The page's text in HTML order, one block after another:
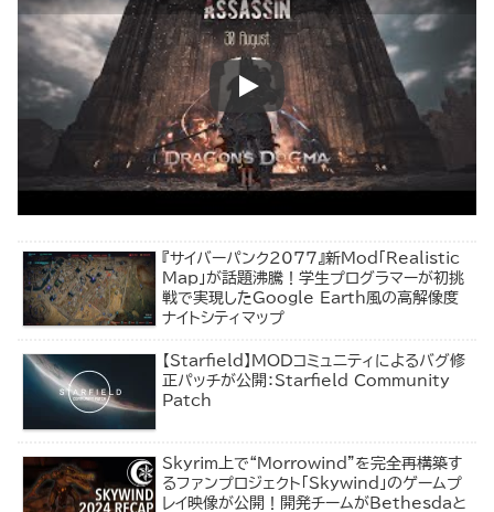
『サイバーパンク2077』新Mod「Realistic
Map」が話題沸騰！学生プログラマーが初挑
戦で実現したGoogle Earth風の高解像度
ナイトシティマップ
【Starfield】MODコミュニティによるバグ修
正パッチが公開：Starfield Community
Patch
Skyrim上で“Morrowind”を完全再構築す
るファンプロジェクト「Skywind」のゲームプ
レイ映像が公開！開発チームがBethesdaと